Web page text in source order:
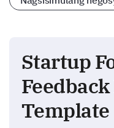
Startup
Template